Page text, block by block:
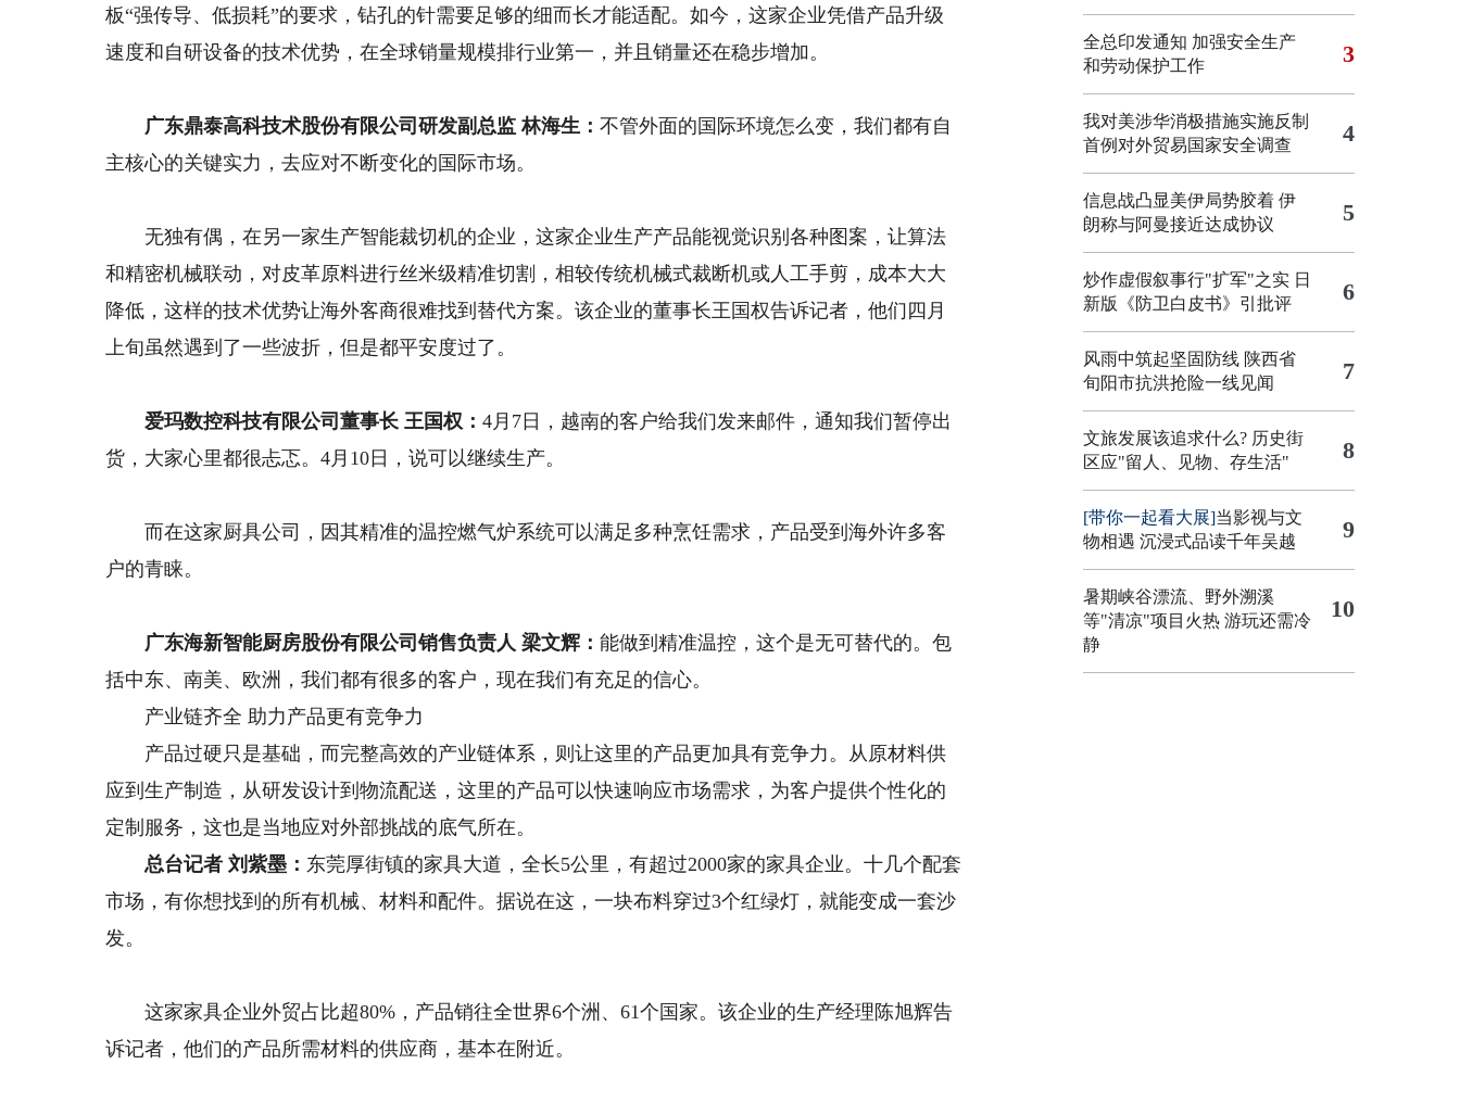
板“强传导、低损耗”的要求，钻孔的针需要足够的细而长才能适配。如今，这家企业凭借产品升级
速度和自研设备的技术优势，在全球销量规模排行业第一，并且销量还在稳步增加。
广东鼎泰高科技术股份有限公司研发副总监 林海生：不管外面的国际环境怎么变，我们都有自
主核心的关键实力，去应对不断变化的国际市场。
无独有偶，在另一家生产智能裁切机的企业，这家企业生产产品能视觉识别各种图案，让算法
和精密机械联动，对皮革原料进行丝米级精准切割，相较传统机械式裁断机或人工手剪，成本大大
降低，这样的技术优势让海外客商很难找到替代方案。该企业的董事长王国权告诉记者，他们四月
上旬虽然遇到了一些波折，但是都平安度过了。
爱玛数控科技有限公司董事长 王国权：4月7日，越南的客户给我们发来邮件，通知我们暂停出
货，大家心里都很忐忑。4月10日，说可以继续生产。
而在这家厨具公司，因其精准的温控燃气炉系统可以满足多种烹饪需求，产品受到海外许多客
户的青睐。
广东海新智能厨房股份有限公司销售负责人 梁文辉：能做到精准温控，这个是无可替代的。包
括中东、南美、欧洲，我们都有很多的客户，现在我们有充足的信心。
产业链齐全 助力产品更有竞争力
产品过硬只是基础，而完整高效的产业链体系，则让这里的产品更加具有竞争力。从原材料供
应到生产制造，从研发设计到物流配送，这里的产品可以快速响应市场需求，为客户提供个性化的
定制服务，这也是当地应对外部挑战的底气所在。
总台记者 刘紫墨： 东莞厚街镇的家具大道，全长5公里，有超过2000家的家具企业。十几个配套
市场，有你想找到的所有机械、材料和配件。据说在这，一块布料穿过3个红绿灯，就能变成一套沙
发。
这家家具企业外贸占比超80%，产品销往全世界6个洲、61个国家。该企业的生产经理陈旭辉告
诉记者，他们的产品所需材料的供应商，基本在附近。
全总印发通知 加强安全生产
和劳动保护工作
3
我对美涉华消极措施实施反制
首例对外贸易国家安全调查
4
信息战凸显美伊局势胶着 伊
朗称与阿曼接近达成协议
5
炒作虚假叙事行"扩军"之实 日
新版《防卫白皮书》引批评
6
风雨中筑起坚固防线 陕西省
旬阳市抗洪抢险一线见闻
7
文旅发展该追求什么? 历史街
区应"留人、见物、存生活"
8
[带你一起看大展]当影视与文
物相遇 沉浸式品读千年吴越
9
暑期峡谷漂流、野外溯溪
等"清凉"项目火热 游玩还需冷
静
10